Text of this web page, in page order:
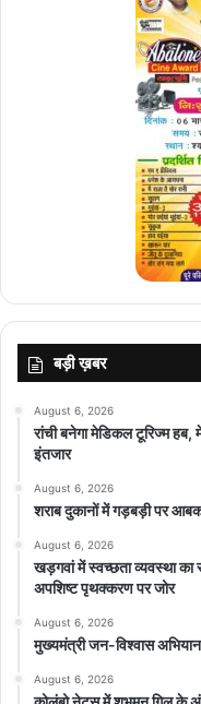
बड़ी ख़बर
August 6, 2026
रांची बनेगा मेडिकल टूरिज्म हब,
इंतजार
August 6, 2026
शराब दुकानों में गड़बड़ी पर
August 6, 2026
खड़गवां में स्वच्छता व्यवस्था का
अपशिष्ट पृथक्करण पर जोर
August 6, 2026
मुख्यमंत्री जन-विश्वास
August 6, 2026